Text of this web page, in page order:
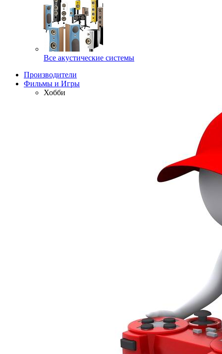
Все акустические системы
Производители
Фильмы и Игры
Хобби